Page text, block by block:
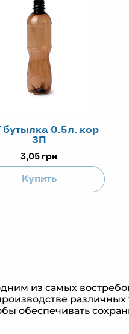
бутылка 0.5л. кор
ЗП
3,05 грн
Купить
из самых
обеспечивать